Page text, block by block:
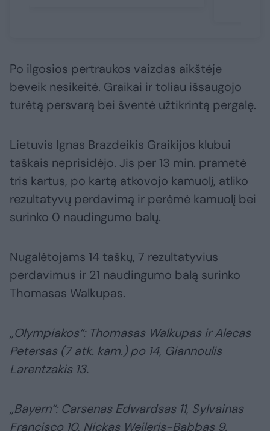
Po ilgosios pertraukos vaizdas aikštėje
beveik nesikeitė. Graikai ir toliau išsaugojo
turėtą persvarą bei šventė užtikrintą pergalę.
Lietuvis Ignas Brazdeikis Graikijos klubui
taškais neprisidėjo. Jis per 13 min. prametė
tris kartus, po kartą atkovojo kamuolį, atliko
rezultatyvų perdavimą ir perėmė kamuolį bei
surinko 0 naudingumo balų.
Nugalėtojams 14 taškų, 7 rezultatyvius
perdavimus ir 21 naudingumo balą surinko
Thomasas Walkupas.
„Olympiakos“: Thomasas Walkupas ir Alecas
Petersas (7 atk. kam.) po 14, Giannoulis
Larentzakis 13.
„Bayern“: Carsenas Edwardsas 11, Sylvainas
Francisco 10, Nickas Weileris-Babbas 9.